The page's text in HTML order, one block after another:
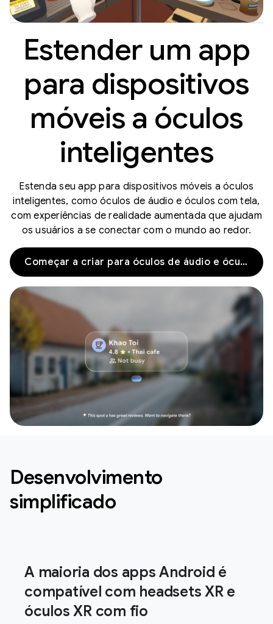
Estender um app
para dispositivos
móveis a óculos
inteligentes
Estenda seu app para dispositivos móveis a óculos
inteligentes, como óculos de áudio e óculos com tela,
com experiências de realidade aumentada que ajudam
os usuários a se conectar com o mundo ao redor.
Começar a criar para óculos de áudio e óculos de exibição
Desenvolvimento
simplificado
A maioria dos apps Android é
compatível com headsets XR e
óculos XR com fio